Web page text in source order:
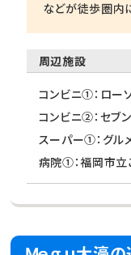
などが徒歩圏内
周辺施設
コンビニ①：ロ
コンビニ②：セ
スーパー①：グ
病院①：福岡市